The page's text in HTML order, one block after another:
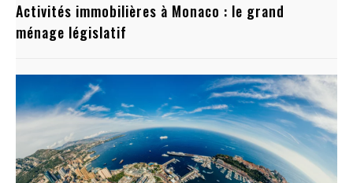
Activités immobilières à Monaco : le grand
ménage législatif